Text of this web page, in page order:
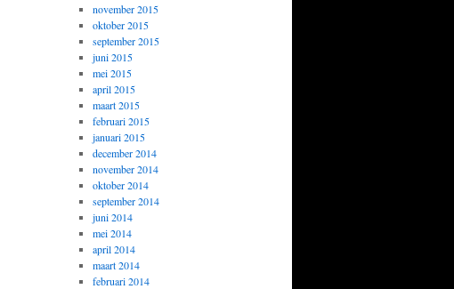
november 2015
oktober 2015
september 2015
juni 2015
mei 2015
april 2015
maart 2015
februari 2015
januari 2015
december 2014
november 2014
oktober 2014
september 2014
juni 2014
mei 2014
april 2014
maart 2014
februari 2014